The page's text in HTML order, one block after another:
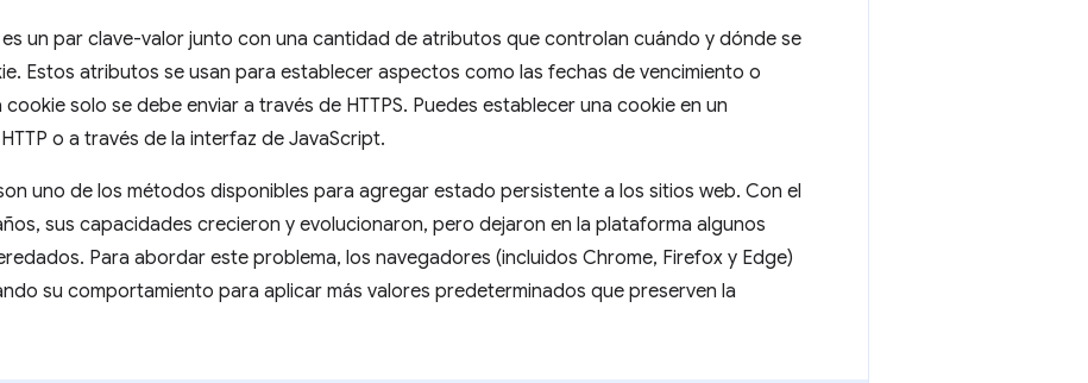
un par clave-valor junto con una cantidad de atributos que controlan cuándo y dónde se
Estos atributos se usan para establecer aspectos como las fechas de vencimiento o
cookie solo se debe enviar a través de HTTPS. Puedes establecer una cookie en un
o a través de la interfaz de JavaScript.
uno de los métodos disponibles para agregar estado persistente a los sitios web. Con el
sus capacidades crecieron y evolucionaron, pero dejaron en la plataforma algunos
Para abordar este problema, los navegadores (incluidos Chrome, Firefox y Edge)
su comportamiento para aplicar más valores predeterminados que preserven la